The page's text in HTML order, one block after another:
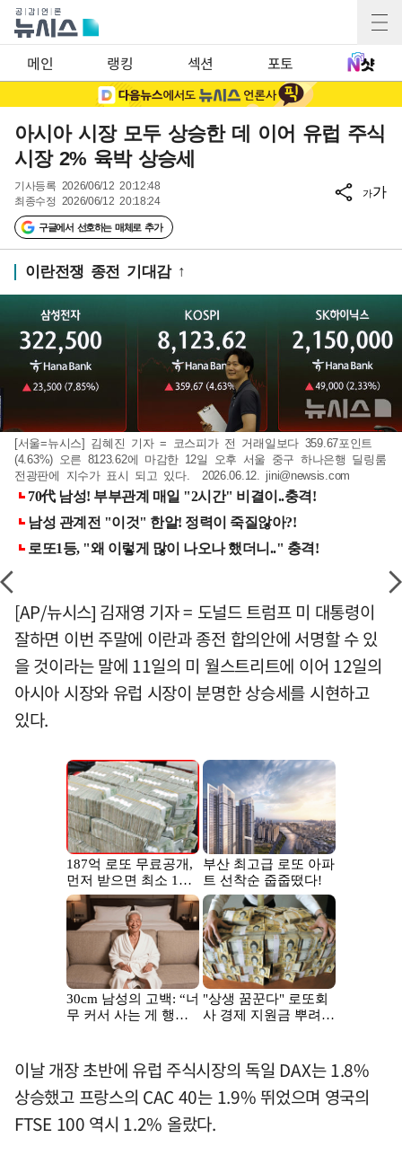
메인 랭킹 섹션 포토
아시아 시장 모두 상승한 데 이어 유럽 주식
시장 2% 육박 상승세
기사등록 2026/06/12 20:12:48
최종수정 2026/06/12 20:18:24
구글에서 선호하는 매체로 추가
가가
이란전쟁 종전 기대감 ↑
[서울=뉴시스] 김혜진 기자 = 코스피가 전 거래일보다 359.67포인트
(4.63%) 오른 8123.62에 마감한 12일 오후 서울 중구 하나은행 딜링룸
전광판에 지수가 표시 되고 있다. 2026.06.12. jini@newsis.com
[AP/뉴시스] 김재영 기자 = 도널드 트럼프 미 대통령이
잘하면 이번 주말에 이란과 종전 합의안에 서명할 수 있
을 것이라는 말에 11일의 미 월스트리트에 이어 12일의
아시아 시장와 유럽 시장이 분명한 상승세를 시현하고
있다.
이날 개장 초반에 유럽 주식시장의 독일 DAX는 1.8%
상승했고 프랑스의 CAC 40는 1.9% 뛰었으며 영국의
FTSE 100 역시 1.2% 올랐다.